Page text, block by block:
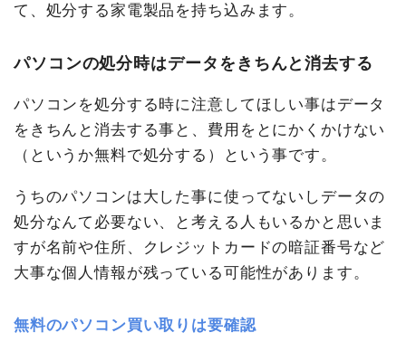
て、処分する家電製品を持ち込みます。
パソコンの処分時はデータをきちんと消去する
パソコンを処分する時に注意してほしい事はデータ
をきちんと消去する事と、費用をとにかくかけない
（というか無料で処分する）という事です。
うちのパソコンは大した事に使ってないしデータの
処分なんて必要ない、と考える人もいるかと思いま
すが名前や住所、クレジットカードの暗証番号など
大事な個人情報が残っている可能性があります。
無料のパソコン買い取りは要確認